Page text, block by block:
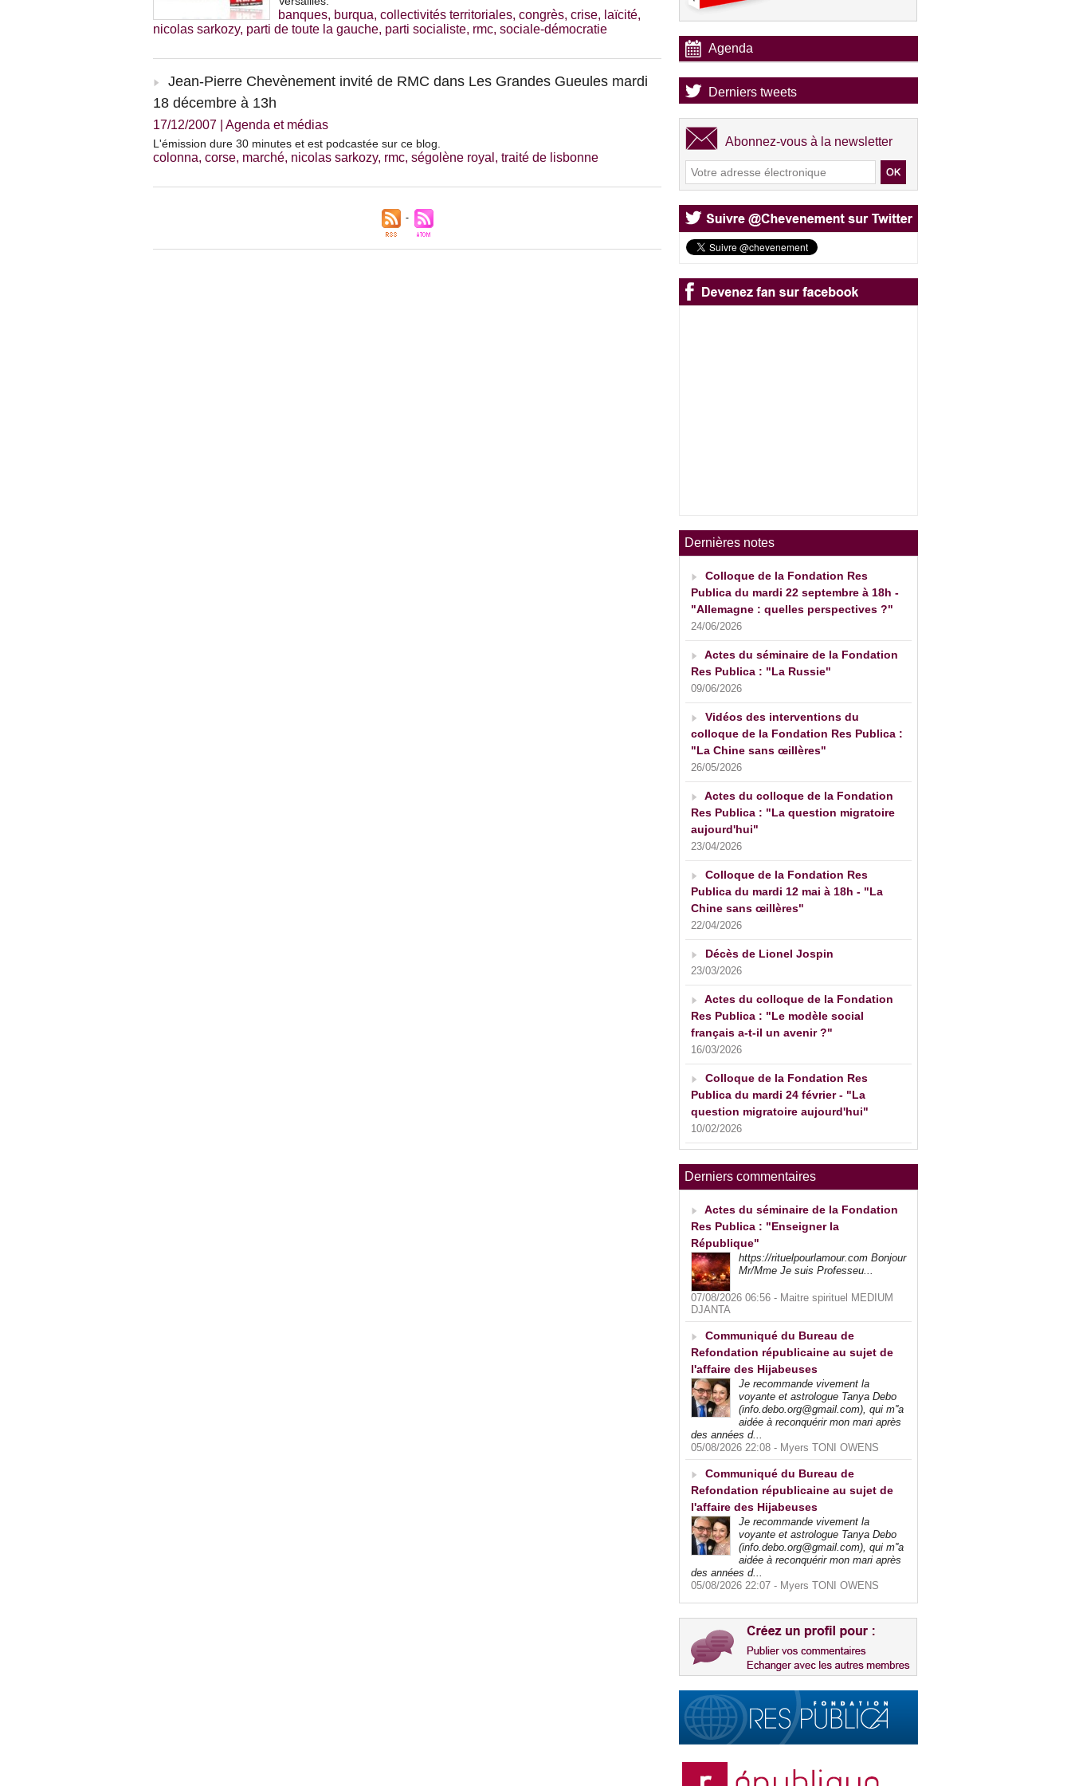
banques, burqua, collectivités territoriales, congrès, crise, laïcité,
nicolas sarkozy, parti de toute la gauche, parti socialiste, rmc, sociale-démocratie
Jean-Pierre Chevènement invité de RMC dans Les Grandes Gueules mardi
18 décembre à 13h
17/12/2007 Agenda et médias
L'émission dure 30 minutes et est podcastée sur ce blog.
colonna, corse, marché, nicolas sarkozy, rmc, ségolène royal , traité de lisbonne
Agenda
Derniers tweets
Abonnez-vous à la newsletter
Dernières notes
Colloque de la Fondation Res
Publica du mardi 22 septembre à 18h -
"Allemagne : quelles perspectives ?"
24/06/2026
Actes du séminaire de la Fondation
Res Publica : "La Russie"
09/06/2026
Vidéos des interventions du
colloque de la Fondation Res Publica :
"La Chine sans œillères"
26/05/2026
Actes du colloque de la Fondation
Res Publica : "La question migratoire
aujourd'hui"
23/04/2026
Colloque de la Fondation Res
Publica du mardi 12 mai à 18h - "La
Chine sans œillères"
22/04/2026
Décès de Lionel Jospin
23/03/2026
Actes du colloque de la Fondation
Res Publica : "Le modèle social
français a-t-il un avenir ?"
16/03/2026
Colloque de la Fondation Res
Publica du mardi 24 février - "La
question migratoire aujourd'hui"
10/02/2026
Derniers commentaires
Actes du séminaire de la Fondation
Res Publica : "Enseigner la
République"
https://rituelpourlamour.com Bonjour
Mr/Mme Je suis Professeu...
07/08/2026 06:56 - Maitre spirituel MEDIUM
DJANTA
Communiqué du Bureau de
Refondation républicaine au sujet de
l'affaire des Hijabeuses
Je recommande vivement la
voyante et astrologue Tanya Debo
(info.debo.org@gmail.com), qui m''a
aidée à reconquérir mon mari après
des années d...
05/08/2026 22:08 - Myers TONI OWENS
Communiqué du Bureau de
Refondation républicaine au sujet de
l'affaire des Hijabeuses
Je recommande vivement la
voyante et astrologue Tanya Debo
(info.debo.org@gmail.com), qui m''a
aidée à reconquérir mon mari après
des années d...
05/08/2026 22:07 - Myers TONI OWENS